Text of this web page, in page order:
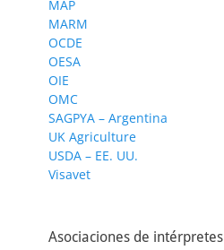
MAP
MARM
OCDE
OESA
OIE
OMC
SAGPYA – Argentina
UK Agriculture
USDA – EE. UU.
Visavet
Asociaciones de intérpretes